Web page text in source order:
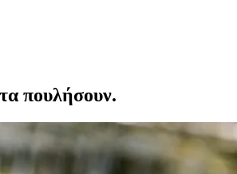
πουλήσουν.